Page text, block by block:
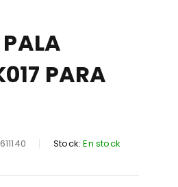
PARA
Stock: En stock